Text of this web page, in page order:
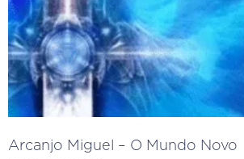
Arcanjo Miguel – O Mundo Novo